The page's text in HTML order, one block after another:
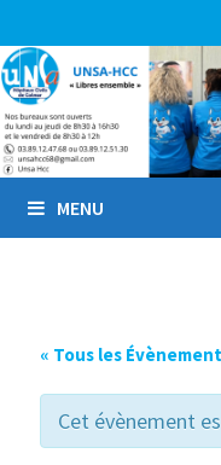
au
contenu
MENU
« Tous les
Cet évènement